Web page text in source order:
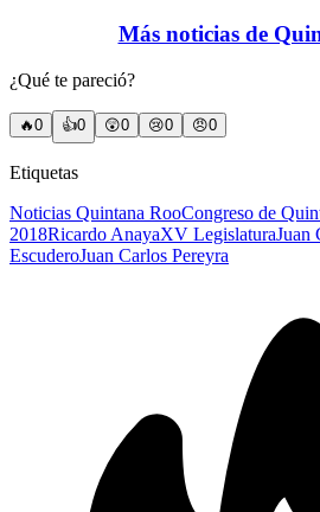
Más noticias de
¿Qué te pareció?
🔥0 👍0 😲0 😢0 😠0
Etiquetas
Noticias Quintana RooCongreso de
2018Ricardo AnayaXV LegislaturaJuan
EscuderoJuan Carlos Pereyra